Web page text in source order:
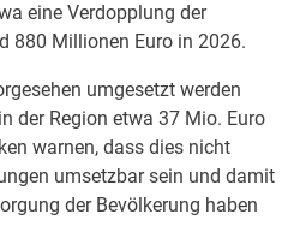
eine Verdopplung der
880 Millionen Euro in 2026.
umgesetzt werden
der Region etwa 37 Mio. Euro
warnen, dass dies nicht
umsetzbar sein und damit
der Bevölkerung haben